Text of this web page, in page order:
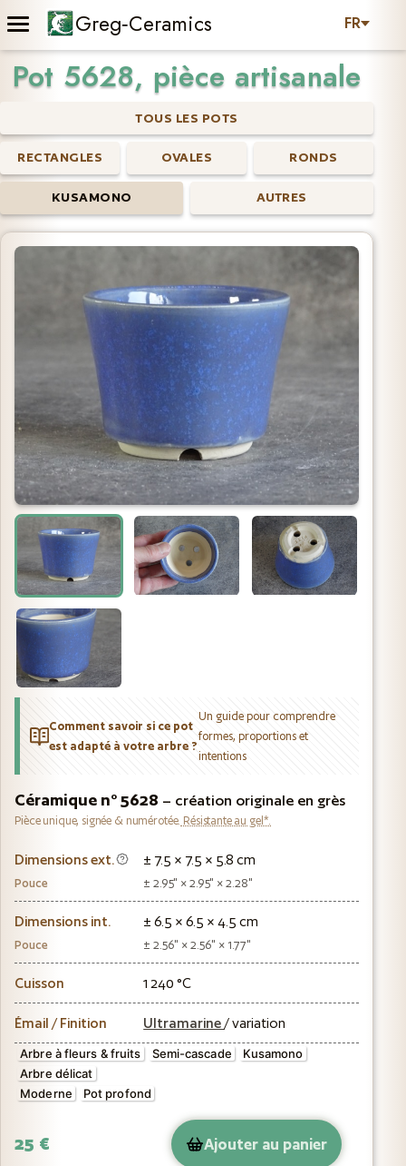
Greg‑Ceramics FR
Pot 5628, pièce artisanale
TOUS LES POTS
RECTANGLES OVALES RONDS
KUSAMONO AUTRES
Comment savoir si ce pot
est adapté à votre arbre ?
Un guide pour comprendre
formes, proportions et
intentions
Céramique n° 5628 – création originale en grès
Pièce unique, signée & numérotée. Résistante au gel*.
Dimensions ext. ± 7.5 × 7.5 × 5.8 cm
Pouce ± 2.95" × 2.95" × 2.28"
Dimensions int. ± 6.5 × 6.5 × 4.5 cm
Pouce ± 2.56" × 2.56" × 1.77"
Cuisson 1 240 °C
Émail / Finition Ultramarine / variation
Arbre à fleurs & fruits Semi-cascade
Kusamono
Arbre délicat
Moderne
Pot profond
25 € Ajouter au panier